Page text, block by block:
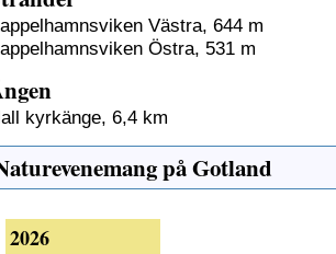
Västra, 644 m
Östra, 531 m
kyrkänge, 6,4 km
på Gotland
2026